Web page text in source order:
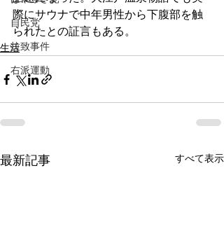
自民党
拉致事件
右派運動
際にサウナで中年男性から下腹部を触
られたとの証言もある。
生活
最新記事 すべて表示